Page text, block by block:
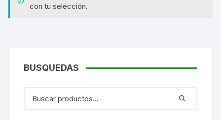
con tu selección.
BUSQUEDAS